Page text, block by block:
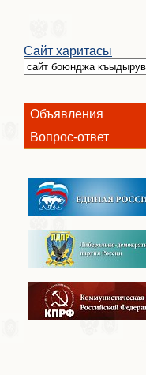
Сайт харитасы
Объявления
Вопрос-ответ